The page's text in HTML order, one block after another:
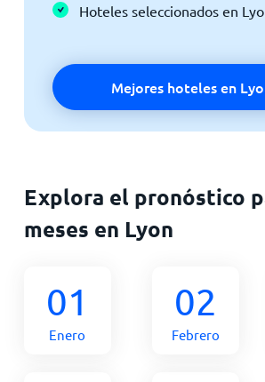
Hoteles seleccionados en
Mejores hoteles en
Explora el pronóstico
meses en Lyon
01
Enero
02
Febrero